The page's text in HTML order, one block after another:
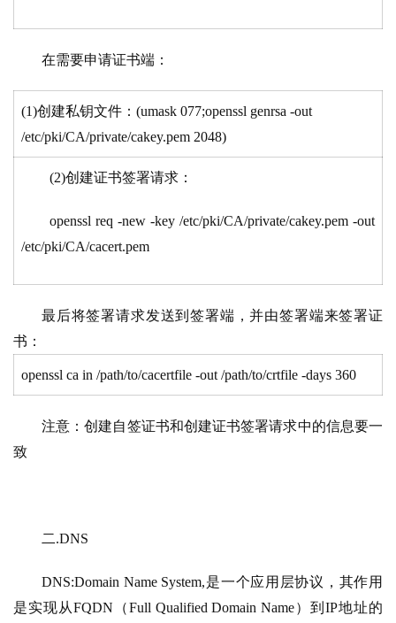
在需要申请证书端：
(1)创建私钥文件：(umask 077;openssl genrsa -out
/etc/pki/CA/private/cakey.pem 2048)
(2)创建证书签署请求：
openssl req -new -key /etc/pki/CA/private/cakey.pem -out
/etc/pki/CA/cacert.pem
最后将签署请求发送到签署端，并由签署端来签署证
书：
openssl ca in /path/to/cacertfile -out /path/to/crtfile -days 360
注意：创建自签证书和创建证书签署请求中的信息要一
致
二.DNS
DNS:Domain Name System,是一个应用层协议，其作用
是实现从FQDN（Full Qualified Domain Name）到IP地址的